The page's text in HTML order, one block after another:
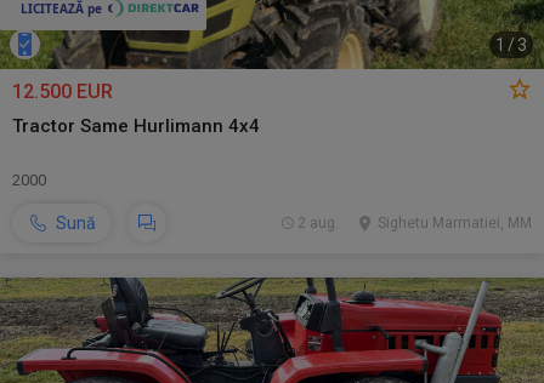
1 /3
12.500 EUR
Tractor Same Hurlimann 4x4
2000
Sună Sighetu Marmatiei, MM
2 aug.